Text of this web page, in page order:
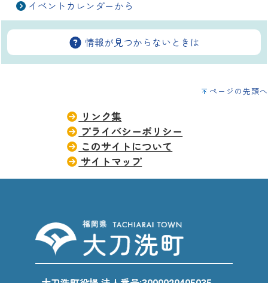
イベントカレンダーから
情報が見つからないときは
ページの先頭へ
リンク集
プライバシーポリシー
このサイトについて
サイトマップ